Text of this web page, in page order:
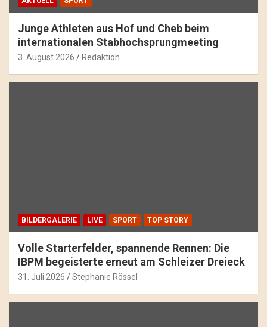
Junge Athleten aus Hof und Cheb beim
internationalen Stabhochsprungmeeting
3. August 2026 Redaktion
BILDERGALERIE LIVE SPORT TOP STORY
Volle Starterfelder, spannende Rennen: Die
IBPM begeisterte erneut am Schleizer Dreieck
31. Juli 2026 Stephanie Rössel